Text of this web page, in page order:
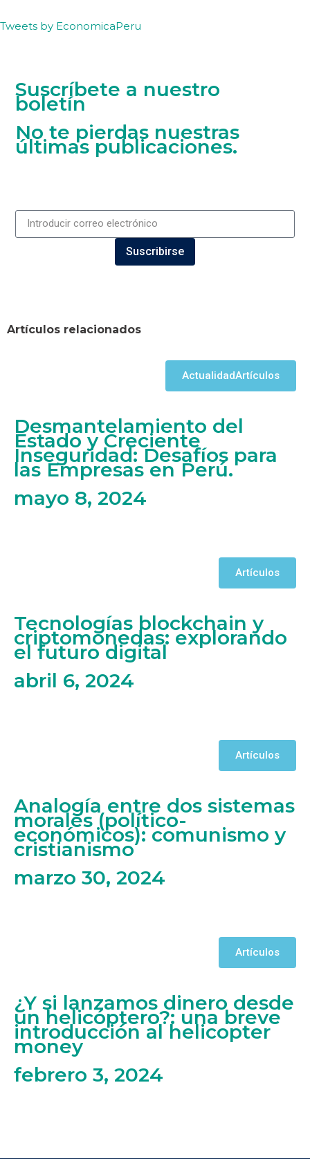
Tweets by EconomicaPeru
Suscríbete a nuestro
boletín
No te pierdas nuestras
últimas publicaciones.
Suscribirse
Artículos relacionados
ActualidadArtículos
Desmantelamiento del
Estado y Creciente
Inseguridad: Desafíos para
las Empresas en Perú.
mayo 8, 2024
Artículos
Tecnologías blockchain y
criptomonedas: explorando
el futuro digital
abril 6, 2024
Artículos
Analogía entre dos sistemas
morales (político-
económicos): comunismo y
cristianismo
marzo 30, 2024
Artículos
¿Y si lanzamos dinero desde
un helicóptero?: una breve
introducción al helicopter
money
febrero 3, 2024